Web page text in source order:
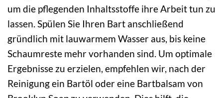
um die pflegenden Inhaltsstoffe ihre Arbeit tun zu
lassen. Spülen Sie Ihren Bart anschließend
gründlich mit lauwarmem Wasser aus, bis keine
Schaumreste mehr vorhanden sind. Um optimale
Ergebnisse zu erzielen, empfehlen wir, nach der
Reinigung ein Bartöl oder eine Bartbalsam von